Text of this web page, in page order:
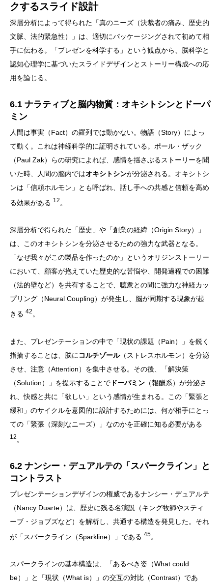
クするスライド設計
深層分析によって得られた「真のニーズ（決裁者の痛み、歴史的
文脈、法的緊急性）」は、適切にパッケージングされて初めて相
手に伝わる。「プレゼンを科学する」という観点から、脳科学と
認知心理学に基づいたスライドデザインとストーリー構成への応
用を論じる。
6.1 ナラティブと脳内物質：オキシトシンとドーパ
ミン
人間は事実（Fact）の羅列では動かない。物語（Story）によっ
て動く。これは神経科学的に証明されている。ポール・ザック
（Paul Zak）らの研究によれば、感情を揺さぶるストーリーを聞
いた時、人間の脳内ではオキシトシンが分泌される。オキシトシ
ンは「信頼ホルモン」とも呼ばれ、話し手への共感と信頼を高め
る効果がある 12 。
深層分析で得られた「歴史」や「創業の経緯（Origin Story）」
は、このオキシトシンを分泌させるための強力な武器となる。
「なぜ我々がこの製品を作ったのか」というオリジンストーリー
において、顧客が抱えていた歴史的な苦悩や、開発過程での困難
（法的壁など）を共有することで、聴衆との間に強力な神経カッ
プリング（Neural Coupling）が発生し、脳が同期する現象が起
きる 42 。
また、プレゼンテーションの中で「現状の課題（Pain）」を鋭く
指摘することは、脳に コルチゾール（ストレスホルモン）を分泌
させ、注意（Attention）を集中させる。その後、「解決策
（Solution）」を提示することで ドーパミン （報酬系）が分泌さ
れ、快感と共に「欲しい」という感情が生まれる。この「緊張と
緩和」のサイクルを意図的に設計するためには、何が相手にとっ
ての「緊張（深刻なニーズ）」なのかを正確に知る必要がある
12 。
6.2 ナンシー・デュアルテの「スパークライン」と
コントラスト
プレゼンテーションデザインの権威であるナンシー・デュアルテ
（Nancy Duarte）は、歴史に残る名演説（キング牧師やスティ
ーブ・ジョブズなど）を解析し、共通する構造を発見した。それ
が「スパークライン（Sparkline）」である 45。
スパークラインの基本構造は、「あるべき姿（What could
be）」と「現状（What is）」の交互の対比（Contrast）であ